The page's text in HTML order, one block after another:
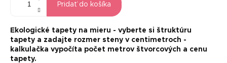
Pridať do košíka
Ekologické tapety na mieru - vyberte si štruktúru
tapety a zadajte rozmer steny v centimetroch -
kalkulačka vypočíta počet metrov štvorcových a cenu
tapety.